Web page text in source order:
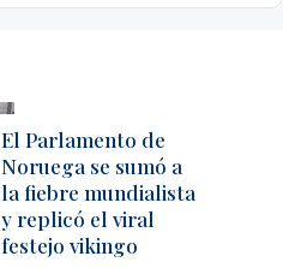
El Parlamento de
Noruega se sumó a
la fiebre mundialista
y replicó el viral
festejo vikingo